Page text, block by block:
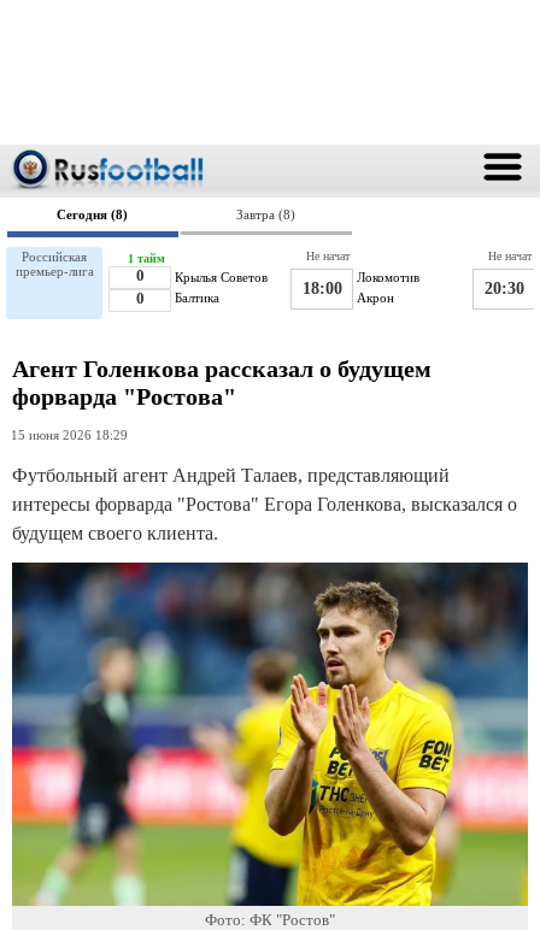
Сегодня (8) Завтра (8)
Российская
премьер-лига
Крылья Советов
0
0
Балтика
1 тайм
Локомотив
18:00 Акрон
Не начат
20:30
Не начат
Агент Голенкова рассказал о будущем
форварда "Ростова"
15 июня 2026 18:29
Футбольный агент Андрей Талаев, представляющий
интересы форварда "Ростова" Егора Голенкова, высказался о
будущем своего клиента.
Фото: ФК "Ростов"